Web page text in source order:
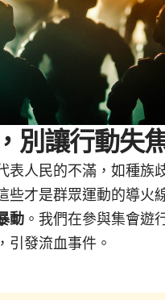
別讓行動失
人民的不滿，如種族
些才是群眾運動的導火
動 。我們在參與集會遊
引發流血事件。